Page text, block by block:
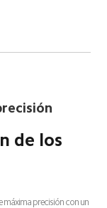
de los
máxima precisión con un